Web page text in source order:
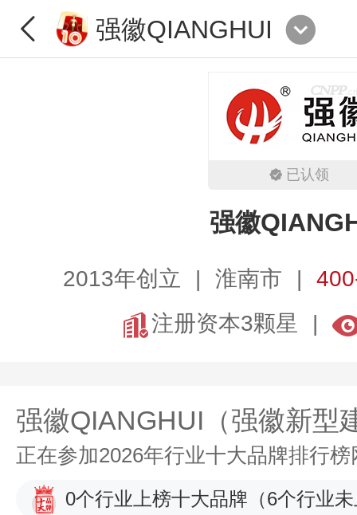
强徽QIANGHUI
已认领
强徽
2013年创立 淮南市
注册资本3颗星
强徽QIANGHUI（强徽新型
正在参加2026年行业十大品牌排行
0个行业上榜十大品牌 （6个行业